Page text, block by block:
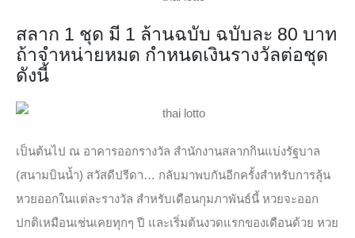
สลาก 1 ชุด มี 1 ล้านฉบับ ฉบับละ 80 บาท
ถ้าจำหน่ายหมด กำหนดเงินรางวัลต่อชุด
ดังนี้
เป็นต้นไป ณ อาคารออกรางวัล สำนักงานสลากกินแบ่งรัฐบาล
(สนามบินน้ำ) สวัสดีปรีดา… กลับมาพบกันอีกครั้งสำหรับการลุ้น
หวยออกในแต่ละรางวัล สำหรับเดือนกุมภาพันธ์นี้ หวยจะออก
ปกติเหมือนเช่นเคยทุกๆ ปี และเริ่มต้นงวดแรกของเดือนด้วย หวย